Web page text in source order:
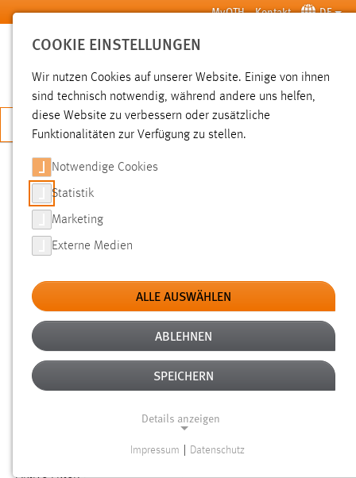
Zum Hauptinhalt springen MyOTH Kontakt DE
SUCHE
JETZT BEWERBEN
SUCHE
FILTER
Typ
Erstellungsdatum
Alter
Aktive Filter:
COOKIE EINSTELLUNGEN
Wir nutzen Cookies auf unserer Website. Einige von ihnen
sind technisch notwendig, während andere uns helfen,
diese Website zu verbessern oder zusätzliche
Funktionalitäten zur Verfügung zu stellen.
Notwendige Cookies
Statistik
Marketing
Externe Medien
ALLE AUSWÄHLEN
ABLEHNEN
SPEICHERN
Details anzeigen
Impressum Datenschutz